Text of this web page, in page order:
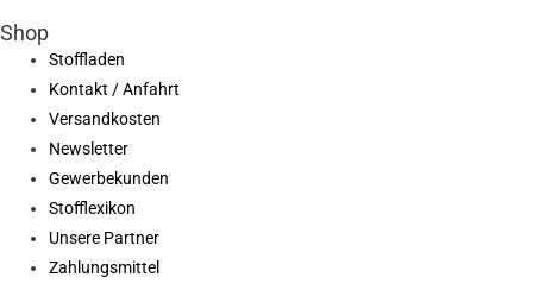
Shop
Stoffladen
Kontakt / Anfahrt
Versandkosten
Newsletter
Gewerbekunden
Stofflexikon
Unsere Partner
Zahlungsmittel